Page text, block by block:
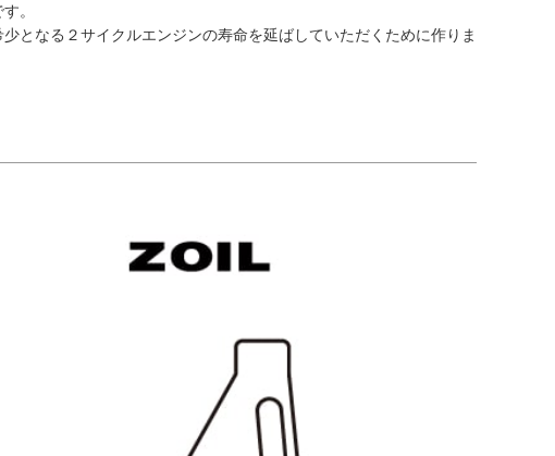
。
となる２サイクルエンジンの寿命を延ばしていただくために作りま